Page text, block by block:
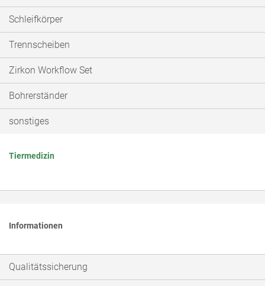
Schleifkörper
Trennscheiben
Zirkon Workflow Set
Bohrerständer
sonstiges
Tiermedizin
Informationen
Qualitätssicherung